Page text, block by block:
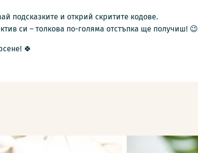
подсказките и открий скритите кодове.
си – толкова по-голяма отстъпка ще получиш! 😉
🍀